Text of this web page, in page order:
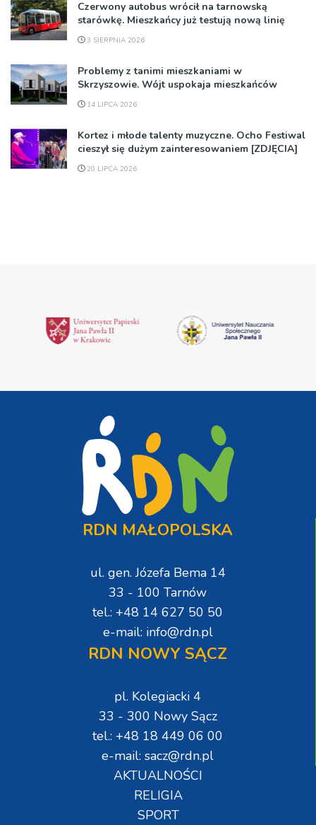
Czerwony autobus wrócił na tarnowską
starówkę. Mieszkańcy już testują nową linię
3 SIERPNIA 2026
Problemy z tanimi mieszkaniami w
Skrzyszowie. Wójt uspokaja mieszkańców
14 LIPCA 2026
Kortez i młode talenty muzyczne. Ocho Festiwal
cieszył się dużym zainteresowaniem [ZDJĘCIA]
20 LIPCA 2026
RDN MAŁOPOLSKA
ul. gen. Józefa Bema 14
33 - 100 Tarnów
tel.: +48 14 627 50 50
e-mail: info@rdn.pl
RDN NOWY SĄCZ
pl. Kolegiacki 4
33 - 300 Nowy Sącz
tel.: +48 18 449 06 00
e-mail: sacz@rdn.pl
AKTUALNOŚCI
RELIGIA
SPORT